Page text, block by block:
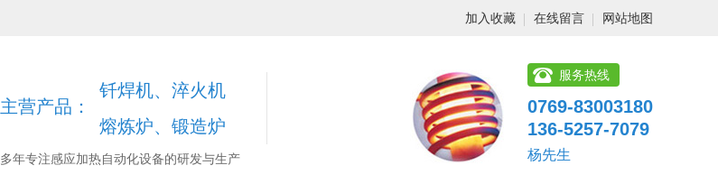
加入收藏 在线留言 网站地图
主营产品：
钎焊机、淬火机
熔炼炉、锻造炉
多年专注感应加热自动化设备的研发与生产
服务热线
0769-83003180
136-5257-7079
杨先生